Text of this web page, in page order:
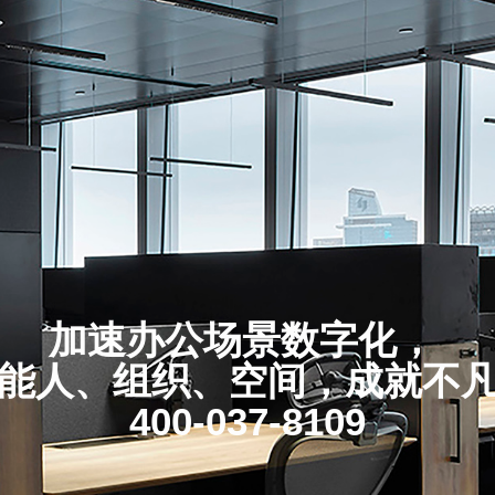
加速办公场景数字化，
人、组织、空间，成就不
400-037-8109